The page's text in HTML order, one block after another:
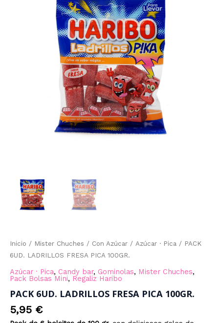
Inicio / Mister Chuches / Con Azúcar / Azúcar · Pica / PACK
6UD. LADRILLOS FRESA PICA 100GR.
Azúcar · Pica, Candy bar, Gominolas, Mister Chuches,
Pack Bolsas Mini, Regaliz Haribo
PACK 6UD. LADRILLOS FRESA PICA 100GR.
5,95 €